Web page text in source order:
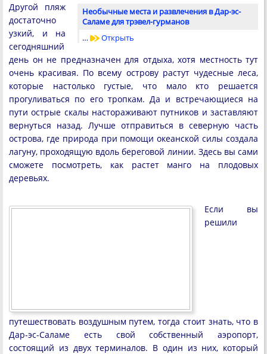
Необычные места и развлечения в Дар-эс-
Саламе для трэвел-гурманов
…
Открыть
Другой пляж
достаточно
узкий, и на
сегодняшний
день он не предназначен для отдыха, хотя местность тут
очень красивая. По всему острову растут чудесные леса,
которые настолько густые, что мало кто решается
прогуливаться по его тропкам. Да и встречающиеся на
пути острые скалы настораживают путников и заставляют
вернуться назад. Лучше отправиться в северную часть
острова, где природа при помощи океанской силы создала
лагуну, проходящую вдоль береговой линии. Здесь вы сами
сможете посмотреть, как растет манго на плодовых
деревьях.
Если вы
решили
путешествовать воздушным путем, тогда стоит знать, что в
Дар-эс-Саламе есть свой собственный аэропорт,
состоящий из двух терминалов. В один из них, который